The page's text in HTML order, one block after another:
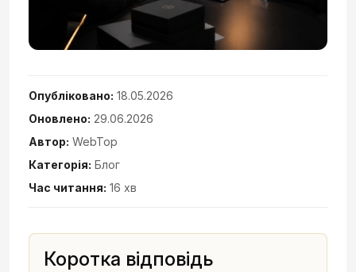
Опубліковано: 18.05.2026
Оновлено: 29.06.2026
Автор: WebTop
Категорія: Блог
Час читання: 16 хв
Коротка відповідь